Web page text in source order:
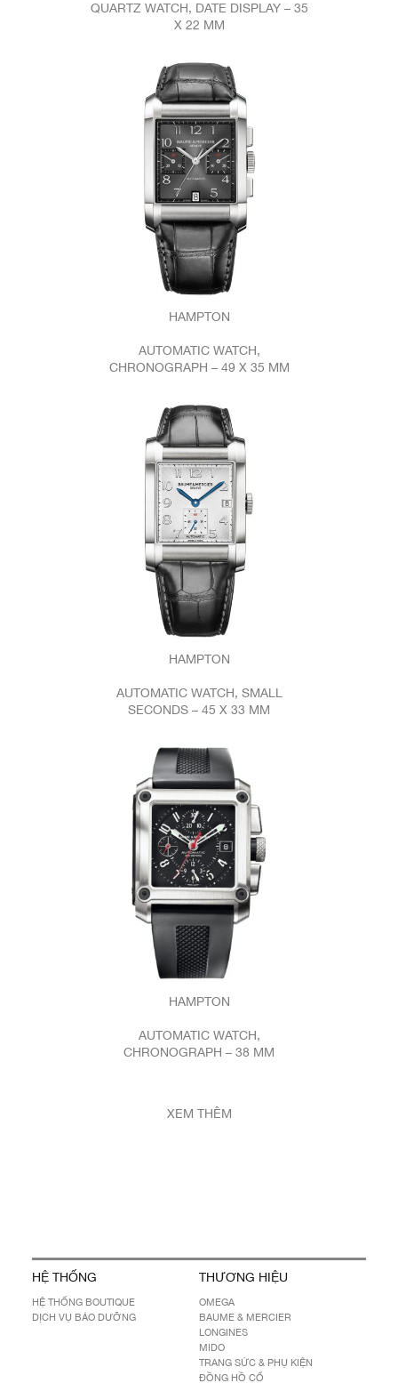
QUARTZ WATCH, DATE DISPLAY – 35
X 22 MM
HAMPTON
AUTOMATIC WATCH,
CHRONOGRAPH – 49 X 35 MM
HAMPTON
AUTOMATIC WATCH, SMALL
SECONDS – 45 X 33 MM
HAMPTON
AUTOMATIC WATCH,
CHRONOGRAPH – 38 MM
XEM THÊM
HỆ THỐNG
HỆ THỐNG BOUTIQUE
DỊCH VỤ BẢO DƯỠNG
THƯƠNG HIỆU
OMEGA
BAUME & MERCIER
LONGINES
MIDO
TRANG SỨC & PHỤ KIỆN
ĐỒNG HỒ CỔ